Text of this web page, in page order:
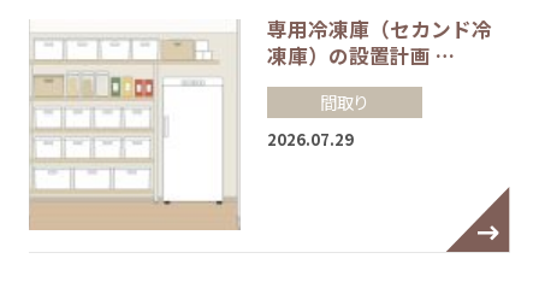
専用冷凍庫（セカンド冷
凍庫）の設置計画 …
間取り
2026.07.29